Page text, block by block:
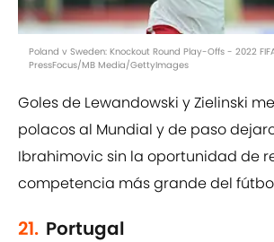
Poland v Sweden: Knockout Round Play-Offs - 2022
PressFocus/MB Media/GettyImages
Goles de Lewandowski y Zielinski
polacos al Mundial y de paso
Ibrahimovic sin la oportunidad de
competencia más grande del
21. Portugal